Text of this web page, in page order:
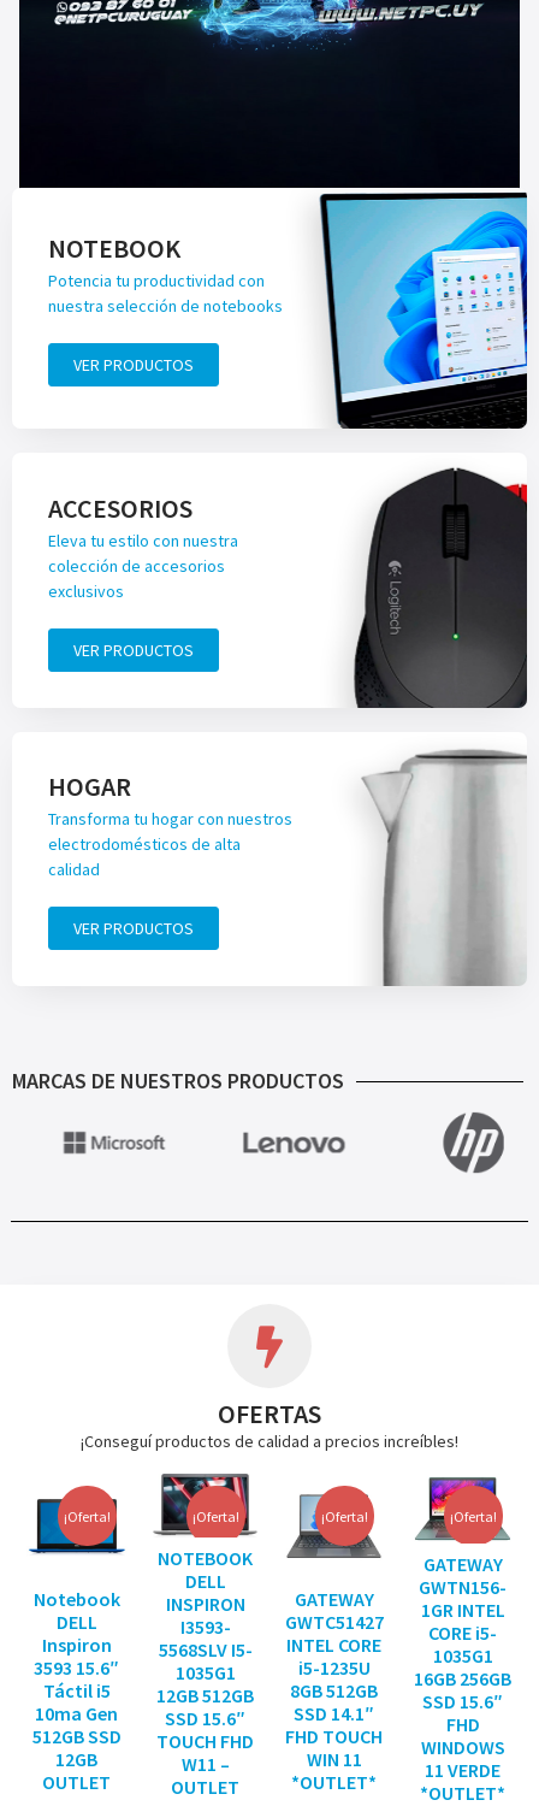
NOTEBOOK
Potencia tu productividad con
nuestra selección de notebooks
VER PRODUCTOS
ACCESORIOS
Eleva tu estilo con nuestra
colección de accesorios
exclusivos
VER PRODUCTOS
HOGAR
Transforma tu hogar con nuestros
electrodomésticos de alta
calidad
VER PRODUCTOS
MARCAS DE NUESTROS PRODUCTOS
OFERTAS
¡Conseguí productos de calidad a precios increíbles!
¡Oferta!
Notebook
DELL
Inspiron
3593 15.6″
Táctil i5
10ma Gen
512GB SSD
12GB
OUTLET
¡Oferta!
NOTEBOOK
DELL
INSPIRON
I3593-
5568SLV I5-
1035G1
12GB 512GB
SSD 15.6″
TOUCH FHD
W11 –
OUTLET
¡Oferta!
GATEWAY
GWTC51427
INTEL CORE
i5-1235U
8GB 512GB
SSD 14.1″
FHD TOUCH
WIN 11
*OUTLET*
¡Oferta!
GATEWAY
GWTN156-
1GR INTEL
CORE i5-
1035G1
16GB 256GB
SSD 15.6″
FHD
WINDOWS
11 VERDE
*OUTLET*